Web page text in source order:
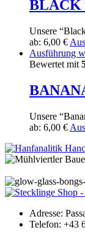
BLACK
Unsere
ab: 6,00 €
Ausführung
Bewertet mit
Unsere
ab: 6,00 €
Adresse:
Telefon: +43